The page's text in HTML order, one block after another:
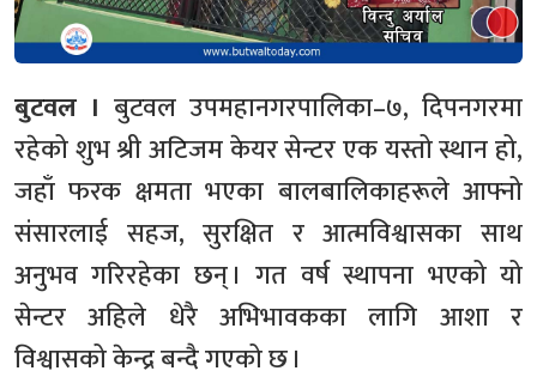
बुटवल । बुटवल उपमहानगरपालिका–७, दिपनगरमा
रहेको शुभ श्री अटिजम केयर सेन्टर एक यस्तो स्थान हो,
जहाँ फरक क्षमता भएका बालबालिकाहरूले आफ्नो
संसारलाई सहज, सुरक्षित र आत्मविश्वासका साथ
अनुभव गरिरहेका छन् । गत वर्ष स्थापना भएको यो
सेन्टर अहिले धेरै अभिभावकका लागि आशा र
विश्वासको केन्द्र बन्दै गएको छ ।